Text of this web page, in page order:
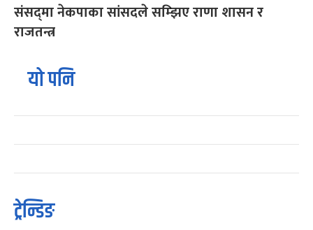
संसद्‌मा नेकपाका सांसदले सम्झिए राणा शासन र
राजतन्त्र
यो पनि
ट्रेन्डिङ